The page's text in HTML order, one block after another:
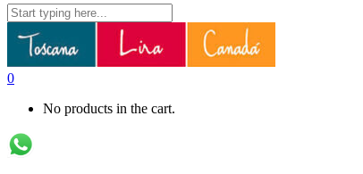
0
No products in the cart.